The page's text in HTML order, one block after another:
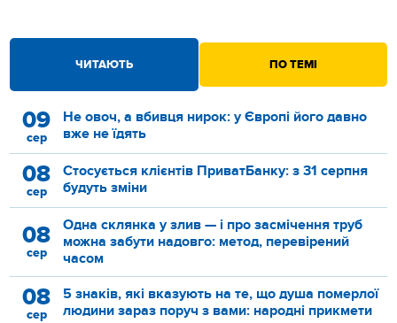
ЧИТАЮТЬ ПО ТЕМІ
09
сер
Не овоч, а вбивця нирок: у Європі його давно
вже не їдять
08
сер
Стосується клієнтів ПриватБанку: з 31 серпня
будуть зміни
08
сер
Одна склянка у злив — і про засмічення труб
можна забути надовго: метод, перевірений
часом
08
сер
5 знаків, які вказують на те, що душа померлої
людини зараз поруч з вами: народні прикмети